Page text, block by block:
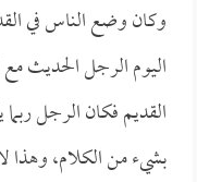
وكان وضع الناس في
اليوم الرجل الحديث مع
القديم فكان الرجل ربما
بشيء من الكلام، وهذا